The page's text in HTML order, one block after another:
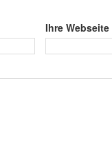
Ihre Webseite